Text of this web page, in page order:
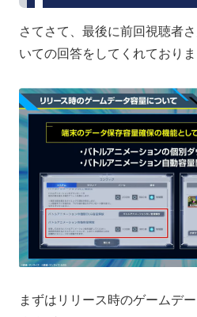
さてさて、最後に前回視聴者
いての回答をしてくれており
まずはリリース時のゲームデ